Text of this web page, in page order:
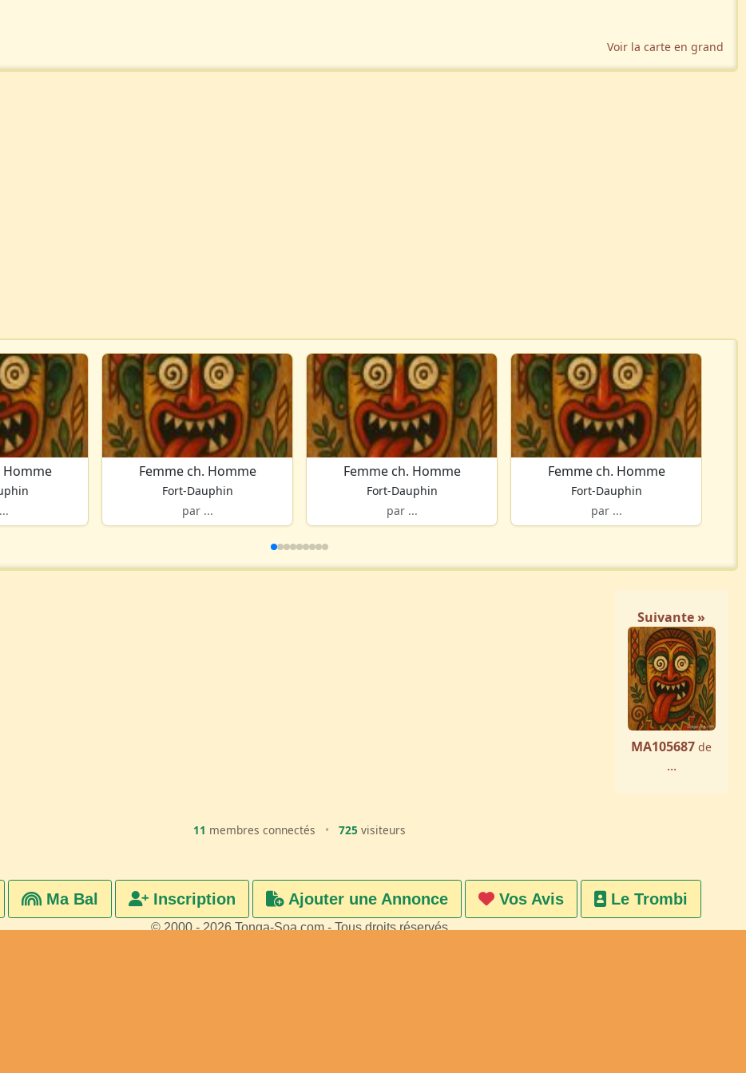
Voir la carte en grand
Homme Femme ch. Homme
Fort-Dauphin
par ...
Femme ch. Homme
Fort-Dauphin
par ...
Femme ch. Homme
Fort-Dauphin
par ...
Suivante »
MA105687 de
...
11 membres connectés • 725 visiteurs
Ma Bal Inscription Ajouter une Annonce Vos Avis Le Trombi
© 2000 - 2026 Tonga-Soa.com - Tous droits réservés